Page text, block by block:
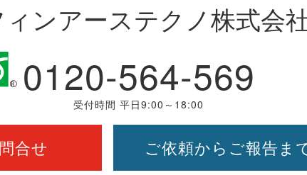
ンアーステクノ株式会
0120-564-569
受付時間 平日9:00～18:00
合せ ご依頼からご報告ま